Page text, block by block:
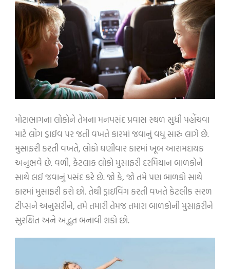
મોટાભાગના લોકોને તેમના મનપસંદ પ્રવાસ સ્થળ સુધી પહોંચવા
માટે લોંગ ડ્રાઈવ પર જતી વખતે કારમાં જવાનું વધુ સારું લાગે છે.
મુસાફરી કરતી વખતે, લોકો ઘણીવાર કારમાં ખૂબ આરામદાયક
અનુભવે છે. વળી, કેટલાક લોકો મુસાફરી દરમિયાન બાળકોને
સાથે લઈ જવાનું પસંદ કરે છે. જો કે, જો તમે પણ બાળકો સાથે
કારમાં મુસાફરી કરો છો. તેથી ડ્રાઇવિંગ કરતી વખતે કેટલીક સરળ
ટીપ્સને અનુસરીને, તમે તમારી તેમજ તમારા બાળકોની મુસાફરીને
સુરક્ષિત અને અદ્ભુત બનાવી શકો છો.